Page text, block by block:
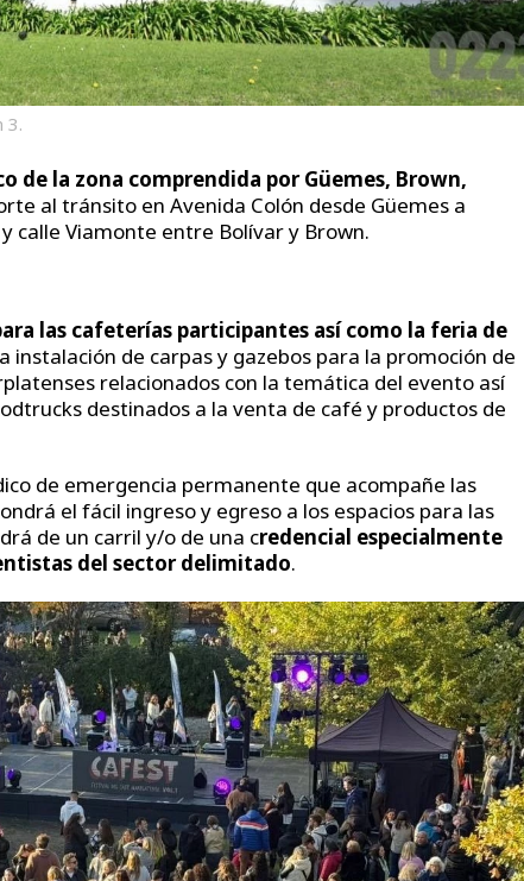
3.
de la zona comprendida por Güemes, Brown,
al tránsito en Avenida Colón desde Güemes a
calle Viamonte entre Bolívar y Brown.
las cafeterías participantes así como la feria de
instalación de carpas y gazebos para la promoción de
relacionados con la temática del evento así
destinados a la venta de café y productos de
de emergencia permanente que acompañe las
el fácil ingreso y egreso a los espacios para las
de un carril y/o de una credencial especialmente
del sector delimitado.